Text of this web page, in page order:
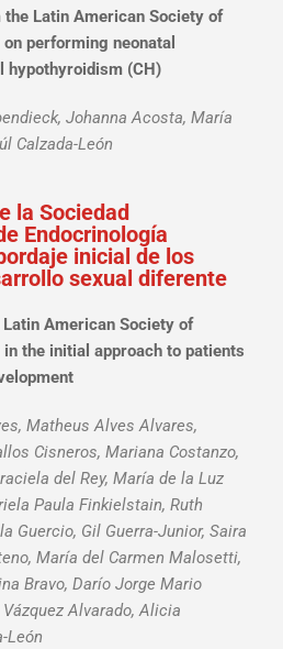
the Latin American Society of
performing neonatal
hypothyroidism (CH)
Johanna Acosta, María
Calzada-León
la Sociedad
Endocrinología
inicial de los
sexual diferente
American Society of
the initial approach to patients
Matheus Alves Alvares,
Cisneros, Mariana Costanzo,
del Rey, María de la Luz
Paula Finkielstain, Ruth
Guercio, Gil Guerra-Junior, Saira
María del Carmen Malosetti,
Bravo, Darío Jorge Mario
Alvarado, Alicia
León